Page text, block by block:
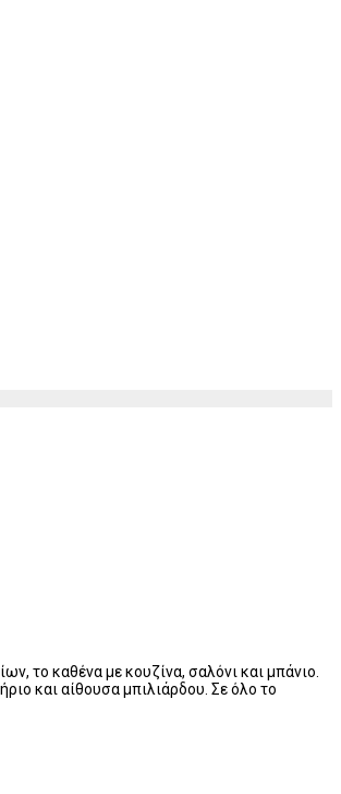
το καθένα με κουζίνα, σαλόνι και μπάνιο.
και αίθουσα μπιλιάρδου. Σε όλο το